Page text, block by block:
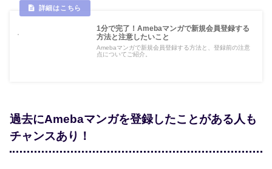
1分で完了！Amebaマンガで新規会員登録する
方法と注意したいこと
Amebaマンガで新規会員登録する方法と、登録前の注意
点についてご紹介。
過去にAmebaマンガを登録したことがある人も
チャンスあり！